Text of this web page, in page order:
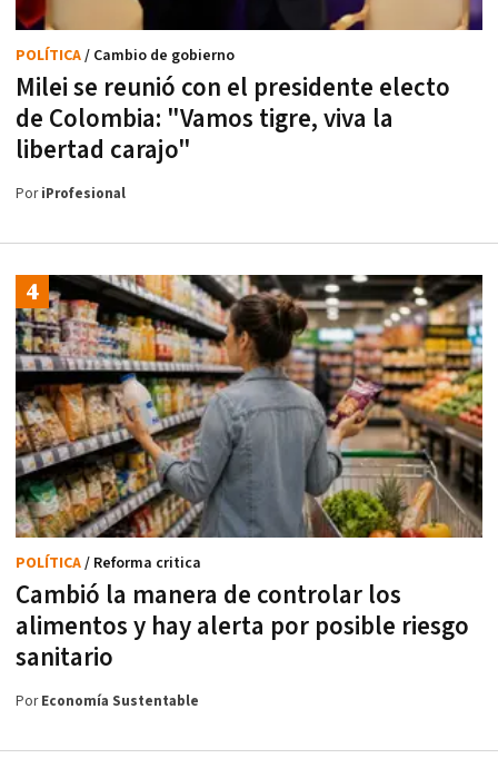
Milei se reunió con el presidente electo
de Colombia: "Vamos tigre, viva la
libertad carajo"
POLÍTICA/ Cambio de gobierno
PoriProfesional
Cambió la manera de controlar los
alimentos y hay alerta por posible riesgo
sanitario
POLÍTICA/ Reforma critica
PorEconomía Sustentable